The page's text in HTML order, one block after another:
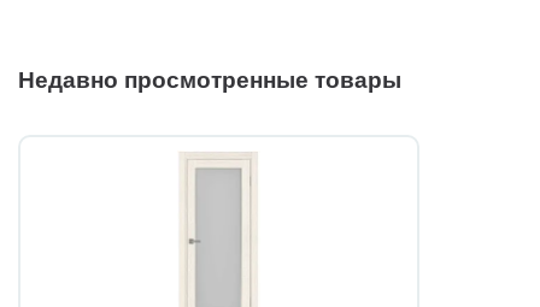
Недавно просмотренные товары